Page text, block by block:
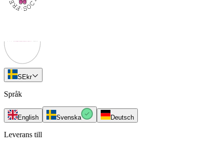
SEkr
Språk
English Svenska Deutsch
Leverans till